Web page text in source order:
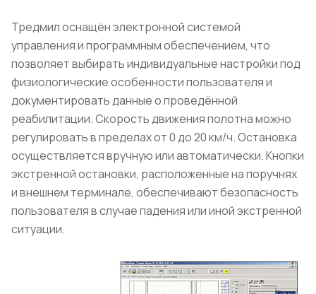
Тредмил оснащён электронной системой
управления и программным обеспечением, что
позволяет выбирать индивидуальные настройки под
физиологические особенности пользователя и
документировать данные о проведённой
реабилитации. Скорость движения полотна можно
регулировать в пределах от 0 до 20 км/ч. Остановка
осуществляется вручную или автоматически. Кнопки
экстренной остановки, расположенные на поручнях
и внешнем терминале, обеспечивают безопасность
пользователя в случае падения или иной экстренной
ситуации.